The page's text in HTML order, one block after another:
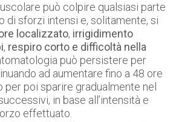
può colpire qualsiasi parte
di sforzi intensi e, solitamente, si
localizzato, irrigidimento
, respiro corto e difficoltà nella
può persistere per
ad aumentare fino a 48 ore
per poi sparire gradualmente nel
in base all’intensità e
effettuato.